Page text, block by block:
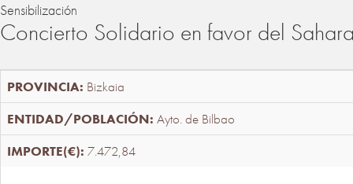
Sensibilización
Concierto Solidario en favor del
Bizkaia
Ayto. de Bilbao
7.472,84